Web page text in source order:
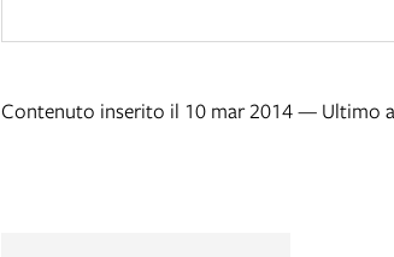
Contenuto inserito il 10 mar 2014 — Ultimo